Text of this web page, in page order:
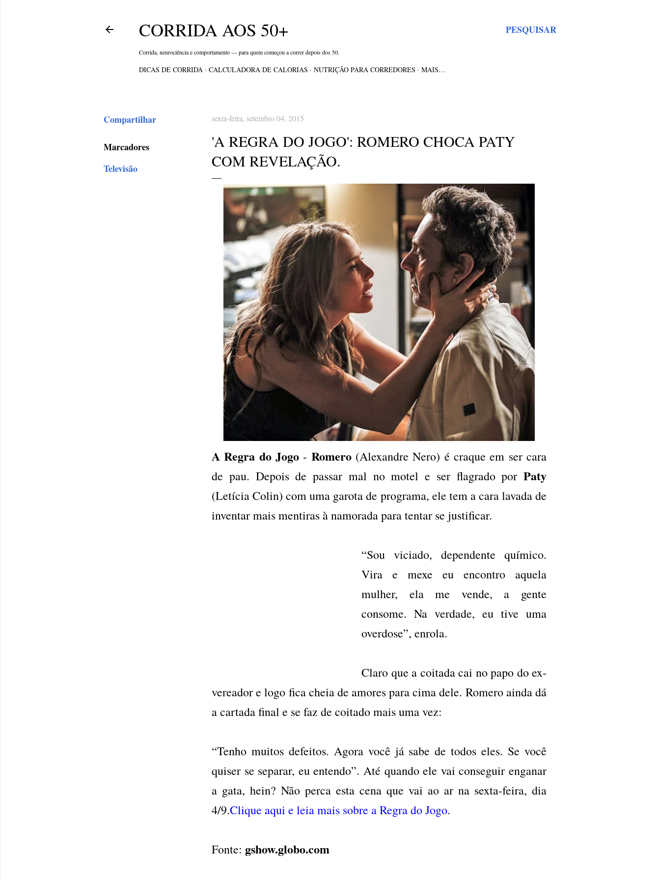
PESQUISAR
CORRIDA AOS 50+
Corrida, neurociência e comportamento — para quem começou a correr depois dos 50.
DICAS DE CORRIDA CALCULADORA DE CALORIAS NUTRIÇÃO PARA CORREDORES MAIS…
Compartilhar
Marcadores
Televisão
sexta-feira, setembro 04, 2015
'A REGRA DO JOGO': ROMERO CHOCA PATY
COM REVELAÇÃO.
A Regra do Jogo - Romero(Alexandre Nero) é craque em ser cara
de pau. Depois de passar mal no motel e ser flagrado por Paty
(Letícia Colin) com uma garota de programa, ele tem a cara lavada de
inventar mais mentiras à namorada para tentar se justificar.
“Sou viciado, dependente químico.
Vira e mexe eu encontro aquela
mulher, ela me vende, a gente
consome. Na verdade, eu tive uma
overdose”, enrola.
Claro que a coitada cai no papo do ex-
vereador e logo fica cheia de amores para cima dele. Romero ainda dá
a cartada final e se faz de coitado mais uma vez:
“Tenho muitos defeitos. Agora você já sabe de todos eles. Se você
quiser se separar, eu entendo”. Até quando ele vai conseguir enganar
a gata, hein? Não perca esta cena que vai ao ar na sexta-feira, dia
4/9.Clique aqui e leia mais sobre a Regra do Jogo.
Fonte: gshow.globo.com